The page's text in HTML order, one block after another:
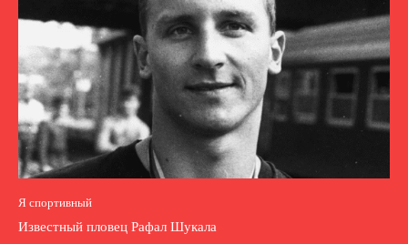
Я спортивный
Известный пловец Рафал Шукала